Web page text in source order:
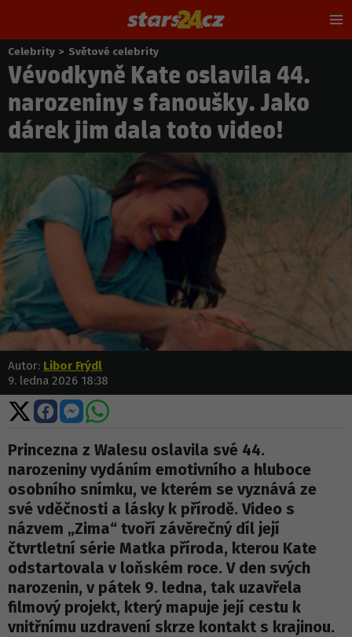
Nacházíte
se
zde:
Celebrity > Světové celebrity
Vévodkyně Kate oslavila 44.
narozeniny s fanoušky. Jako
dárek jim dala toto video!
Autor: Libor Frýdl
9. ledna 2026 18:38
Sdílet
na
X
Sdílet
na
Facebooku
Sdílet
na
Messengeru
Sdílet
WhatsApp
Princezna z Walesu oslavila své 44.
narozeniny vydáním emotivního a hluboce
osobního snímku, ve kterém se vyznává ze
své vděčnosti a lásky k přírodě. Video s
názvem „Zima“ tvoří závěrečný díl její
čtvrtletní série Matka příroda, kterou Kate
odstartovala v loňském roce. V den svých
narozenin, v pátek 9. ledna, tak uzavřela
filmový projekt, který mapuje její cestu k
vnitřnímu uzdravení skrze kontakt s krajinou.